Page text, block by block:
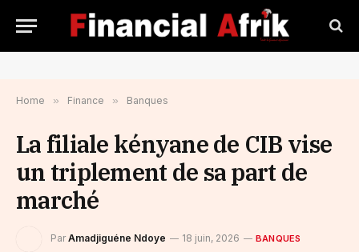
Home » Finance » Banques
La filiale kényane de CIB vise
un triplement de sa part de
marché
Par Amadjiguéne Ndoye 18 juin, 2026 BANQUES